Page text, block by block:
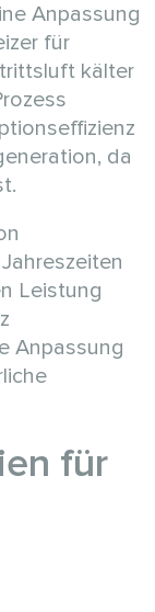
Anpassung
für
kälter
da
Leistung
Anpassung
für